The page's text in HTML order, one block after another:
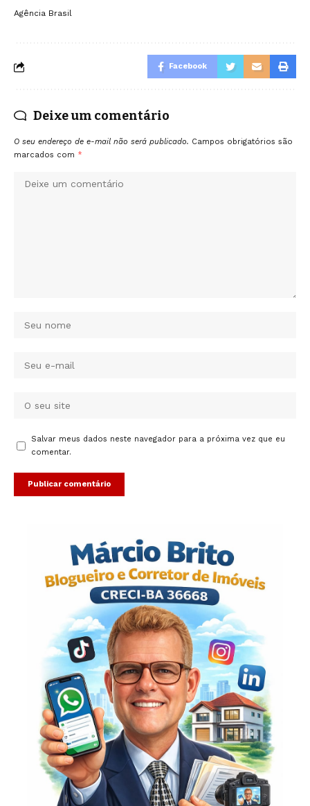
Agência Brasil
Facebook
Deixe um comentário
O seu endereço de e-mail não será publicado. Campos obrigatórios são
marcados com *
Salvar meus dados neste navegador para a próxima vez que eu
comentar.